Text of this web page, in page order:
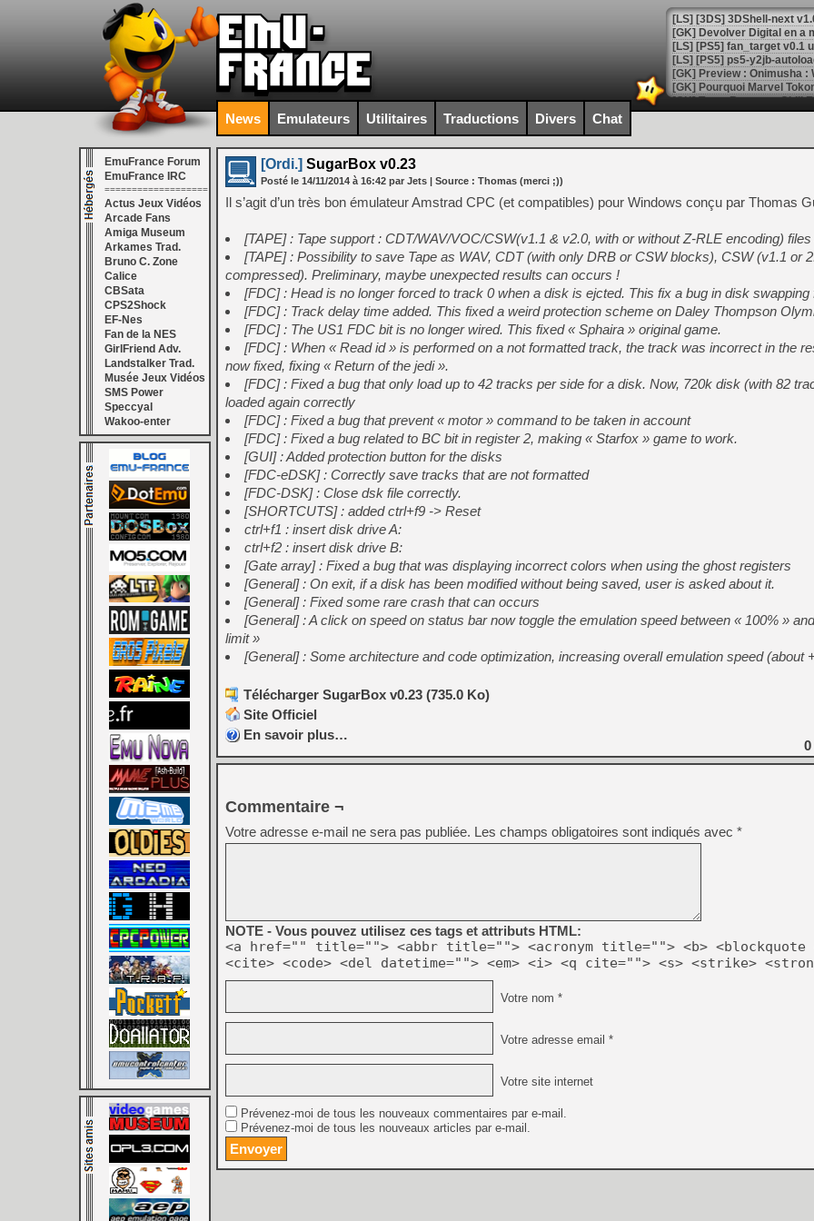
[GK] Devolver Digital en a
[LS] [PS5] ps5-y2jb-
[GK] Pourquoi Marvel
[GK] Test : Restory : Chill
[GK] GTA 6 : Rockstar
[GK] Hot Wheels Infinite
[GK] Mémoire cash -
[GK] Résultats Nintendo :
[GK] Déjà des
[Mo5] Brickboy cherche à
[GK] Minecraft et ses «
[GK] Beast of
[GK] Ubisoft : fin de partie
[GK] Mémoire cash -
[GK] Dan Houser (GTA)
[GK] Comment EA Sports
[GK] Crimson Moon : un
[GK] Isle of Reveries : le
[GK] Moonlighter 2 : The
[GK] Capcom relance
[Mo5] Deux inédits du
[GK] Le beat'em up The
[GK] Endless Legend 2 :
[LS] [PS5] Le WebKit
[GK] Oubliez Crazy Taxi,
[LS] [Switch] NSZ 5.0.0
[GK] No More Room in
[GK] Agenda - GeForce
News Emulateurs Utilitaires Traductions Divers Chat
EmuFrance Forum
EmuFrance IRC
===================
Actus Jeux Vidéos
Arcade Fans
Amiga Museum
Arkames Trad.
Bruno C. Zone
Calice
CBSata
CPS2Shock
EF-Nes
Fan de la NES
GirlFriend Adv.
Landstalker Trad.
Musée Jeux Vidéos
SMS Power
Speccyal
Wakoo-enter
[Ordi.] SugarBox v0.23
Posté le 14/11/2014 à 16:42 par Jets | Source : Thomas (merci ;))
Il s’agit d’un très bon émulateur Amstrad CPC (et compatibles) pour Windows conçu par Thomas
[TAPE] : Tape support : CDT/WAV/VOC/CSW(v1.1 & v2.0, with or without Z-RLE encoding)
[TAPE] : Possibility to save Tape as WAV, CDT (with only DRB or CSW blocks), CSW (v1.1 or
compressed). Preliminary, maybe unexpected results can occurs !
[FDC] : Head is no longer forced to track 0 when a disk is ejcted. This fix a bug in disk swapping
[FDC] : Track delay time added. This fixed a weird protection scheme on Daley Thompson
[FDC] : The US1 FDC bit is no longer wired. This fixed « Sphaira » original game.
[FDC] : When « Read id » is performed on a not formatted track, the track was incorrect in the
now fixed, fixing « Return of the jedi ».
[FDC] : Fixed a bug that only load up to 42 tracks per side for a disk. Now, 720k disk (with 82
loaded again correctly
[FDC] : Fixed a bug that prevent « motor » command to be taken in account
[FDC] : Fixed a bug related to BC bit in register 2, making « Starfox » game to work.
[GUI] : Added protection button for the disks
[FDC-eDSK] : Correctly save tracks that are not formatted
[FDC-DSK] : Close dsk file correctly.
[SHORTCUTS] : added ctrl+f9 -> Reset
ctrl+f1 : insert disk drive A:
ctrl+f2 : insert disk drive B:
[Gate array] : Fixed a bug that was displaying incorrect colors when using the ghost registers
[General] : On exit, if a disk has been modified without being saved, user is asked about it.
[General] : Fixed some rare crash that can occurs
[General] : A click on speed on status bar now toggle the emulation speed between « 100% »
limit »
[General] : Some architecture and code optimization, increasing overall emulation speed (about
Télécharger SugarBox v0.23 (735.0 Ko)
Site Officiel
En savoir plus…
0
Commentaire ¬
Votre adresse e-mail ne sera pas publiée. Les champs obligatoires sont indiqués avec *
NOTE - Vous pouvez utilisez ces tags et attributs HTML:
<a href="" title=""> <abbr title=""> <acronym title=""> <b> <blockquote
<cite> <code> <del datetime=""> <em> <i> <q cite=""> <s> <strike>
Votre nom *
Votre adresse email *
Votre site internet
Prévenez-moi de tous les nouveaux commentaires par e-mail.
Prévenez-moi de tous les nouveaux articles par e-mail.